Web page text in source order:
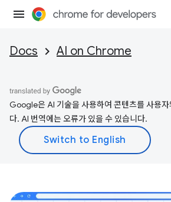
Docs AI on Chrome
Google은 AI 기술을 사용하여 콘텐츠를 사용자
다. AI 번역에는 오류가 있을 수 있습니다.